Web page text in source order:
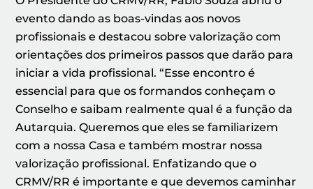
evento dando as boas-vindas aos novos
profissionais e destacou sobre valorização com
orientações dos primeiros passos que darão para
iniciar a vida profissional. “Esse encontro é
essencial para que os formandos conheçam o
Conselho e saibam realmente qual é a função da
Autarquia. Queremos que eles se familiarizem
com a nossa Casa e também mostrar nossa
valorização profissional. Enfatizando que o
CRMV/RR é importante e que devemos caminhar